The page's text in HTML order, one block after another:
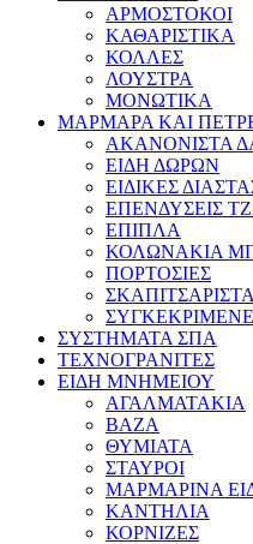
ΑΡΜΟΣΤΟΚΟΙ
ΚΑΘΑΡΙΣΤΙΚΑ
ΚΟΛΛΕΣ
ΛΟΥΣΤΡΑ
ΜΟΝΩΤΙΚΑ
ΜΑΡΜΑΡΑ ΚΑΙ
ΑΚΑΝΟΝΙΣΤΑ
ΕΙΔΗ ΔΩΡΩΝ
ΕΙΔΙΚΕΣ
ΕΠΕΝΔΥΣΕΙΣ
ΕΠΙΠΛΑ
ΚΟΛΩΝΑΚΙΑ
ΠΟΡΤΟΣΙΕΣ
ΣΥΣΤΗΜΑΤΑ ΣΠΑ
ΤΕΧΝΟΓΡΑΝΙΤΕΣ
ΕΙΔΗ ΜΝΗΜΕΙΟΥ
ΑΓΑΛΜΑΤΑΚΙΑ
ΒΑΖΑ
ΘΥΜΙΑΤΑ
ΣΤΑΥΡΟΙ
ΜΑΡΜΑΡΙΝΑ
ΚΑΝΤΗΛΙΑ
ΚΟΡΝΙΖΕΣ